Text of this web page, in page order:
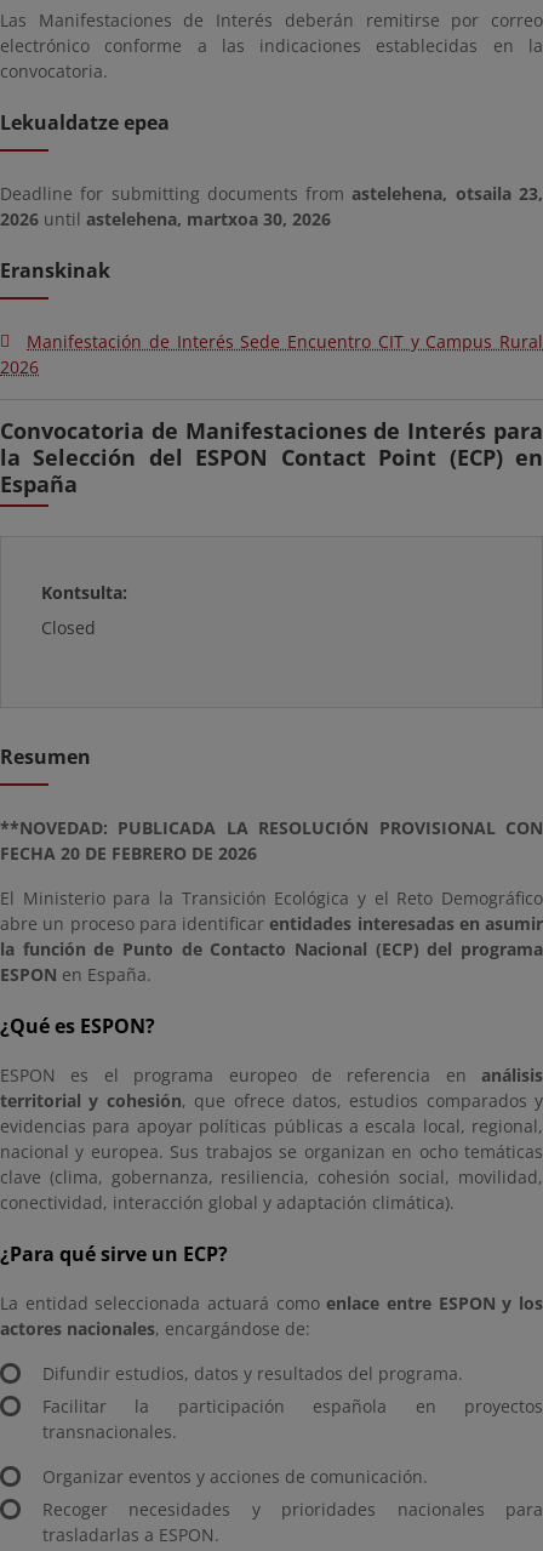
Las Manifestaciones de Interés deberán remitirse por correo
electrónico conforme a las indicaciones establecidas en la
convocatoria.
Lekualdatze epea
Deadline for submitting documents fromastelehena, otsaila 23,
2026 until astelehena, martxoa 30, 2026
Eranskinak
Manifestación de Interés Sede Encuentro CIT y Campus Rural
2026
Convocatoria de Manifestaciones de Interés para
la Selección del ESPON Contact Point (ECP) en
España
Kontsulta:
Closed
Resumen
**NOVEDAD: PUBLICADA LA RESOLUCIÓN PROVISIONAL CON
FECHA 20 DE FEBRERO DE 2026
El Ministerio para la Transición Ecológica y el Reto Demográfico
abre un proceso para identificarentidades interesadas en asumir
la función de Punto de Contacto Nacional (ECP) del programa
ESPON en España.
¿Qué es ESPON?
ESPON es el programa europeo de referencia en análisis
territorial y cohesión, que ofrece datos, estudios comparados y
evidencias para apoyar políticas públicas a escala local, regional,
nacional y europea. Sus trabajos se organizan en ocho temáticas
clave (clima, gobernanza, resiliencia, cohesión social, movilidad,
conectividad, interacción global y adaptación climática).
¿Para qué sirve un ECP?
La entidad seleccionada actuará comoenlace entre ESPON y los
actores nacionales, encargándose de:
Difundir estudios, datos y resultados del programa.
Facilitar la participación española en proyectos
transnacionales.
Organizar eventos y acciones de comunicación.
Recoger necesidades y prioridades nacionales para
trasladarlas a ESPON.